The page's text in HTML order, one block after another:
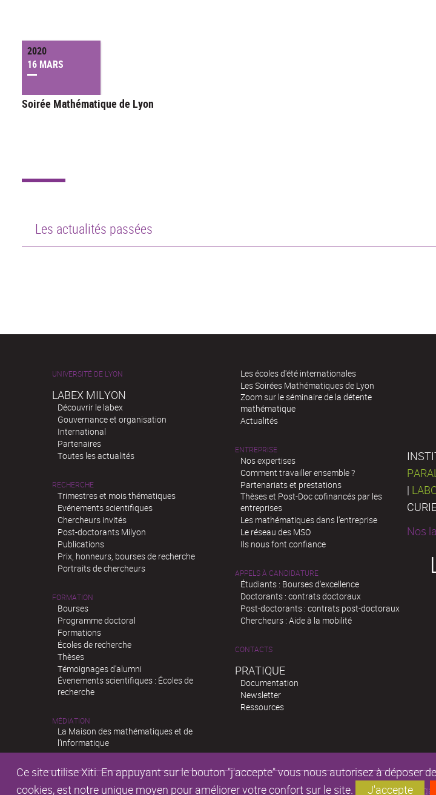
Ce site utilise Xiti. En appuyant sur le bouton "j'accepte" vous nous autorisez à déposer
cookies, est notre unique moyen pour améliorer votre confort sur le site.
J'accepte
2020
16 MARS
Soirée Mathématique de Lyon
Les actualités passées
UNIVERSITÉ DE LYON
LABEX MILYON
Découvrir le labex
Gouvernance et organisation
International
Partenaires
Toutes les actualités
RECHERCHE
Trimestres et mois thématiques
Evénements scientifiques
Chercheurs invités
Post-doctorants Milyon
Publications
Prix, honneurs, bourses de recherche
Portraits de chercheurs
FORMATION
Bourses
Programme doctoral
Formations
Écoles de recherche
Thèses
Témoignages d'alumni
Évenements scientifiques : Écoles de
recherche
MÉDIATION
La Maison des mathématiques et de
l’informatique
Les écoles d'été internationales
Les Soirées Mathématiques de Lyon
Zoom sur le séminaire de la détente
mathématique
Actualités
ENTREPRISE
Nos expertises
Comment travailler ensemble ?
Partenariats et prestations
Thèses et Post-Doc cofinancés par les
entreprises
Les mathématiques dans l’entreprise
Le réseau des MSO
Ils nous font confiance
APPELS À CANDIDATURE
Étudiants : Bourses d'excellence
Doctorants : contrats doctoraux
Post-doctorants : contrats post-doctoraux
Chercheurs : Aide à la mobilité
CONTACTS
PRATIQUE
Documentation
Newsletter
Ressources
|
Nos
Mentions